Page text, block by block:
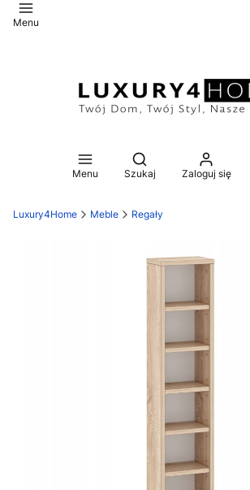
Menu
Menu
Otwórz wyszukiwarkę
Szukaj Zaloguj się
Luxury4Home Meble Regały